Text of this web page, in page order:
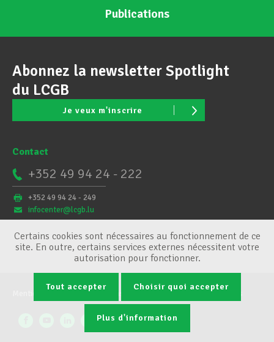
Publications
Abonnez la newsletter Spotlight
du LCGB
Je veux m'inscrire
Contact
+352 49 94 24 - 222
+352 49 94 24 - 249
infocenter@lcgb.lu
Conditions générales Gestion des cookies
Certains cookies sont nécessaires au fonctionnement de ce
site. En outre, certains services externes nécessitent votre
autorisation pour fonctionner.
Tout accepter Choisir quoi accepter
Plus d'information